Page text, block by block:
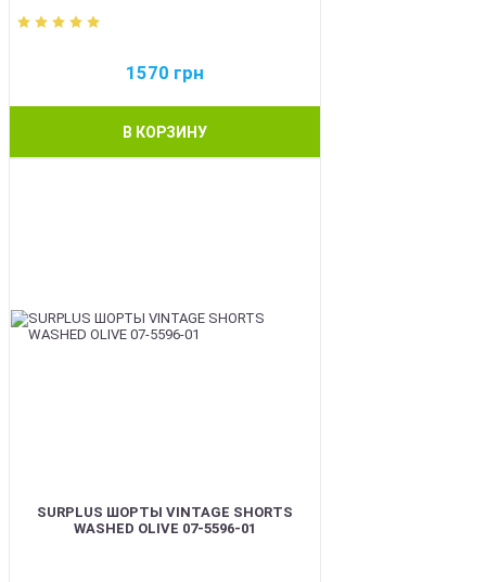
1570 грн
В КОРЗИНУ
SURPLUS ШОРТЫ VINTAGE SHORTS
WASHED OLIVE 07-5596-01